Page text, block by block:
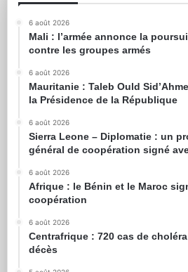
6 août 2026
Mali : l’armée annonce la
contre les groupes armés
6 août 2026
Mauritanie : Taleb Ould
la Présidence de la République
6 août 2026
Sierra Leone – Diplomatie : un
général de coopération signé
6 août 2026
Afrique : le Bénin et le Maroc
coopération
6 août 2026
Centrafrique : 720 cas de
décès